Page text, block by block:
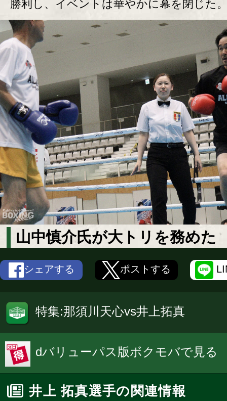
勝利し、イベントは華やかに幕を閉じた
山中慎介氏が大トリを務めた
シェアする ポストする
特集:那須川天心vs井上拓真
dバリューパス版ボクモバで見る
井上 拓真選手の関連情報